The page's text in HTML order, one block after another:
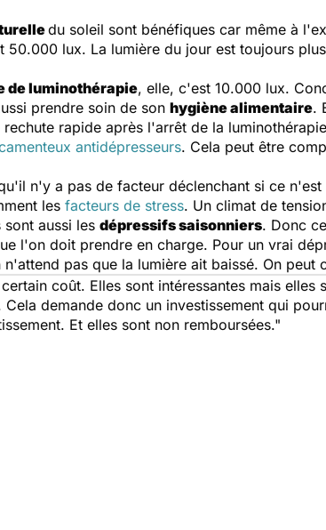
du soleil sont bénéfiques car même à
lux. La lumière du jour est toujours
de luminothérapie, elle, c'est 10.000 lux.
prendre soin de son hygiène alimentaire.
rapide après l'arrêt de la
antidépresseurs. Cela peut être
n'y a pas de facteur déclenchant si ce
les facteurs de stress. Un climat de
aussi les dépressifs saisonniers. Donc
l'on doit prendre en charge. Pour un vrai
pas que la lumière ait baissé. On peut
coût. Elles sont intéressantes mais elles
demande donc un investissement qui
Et elles sont non remboursées."